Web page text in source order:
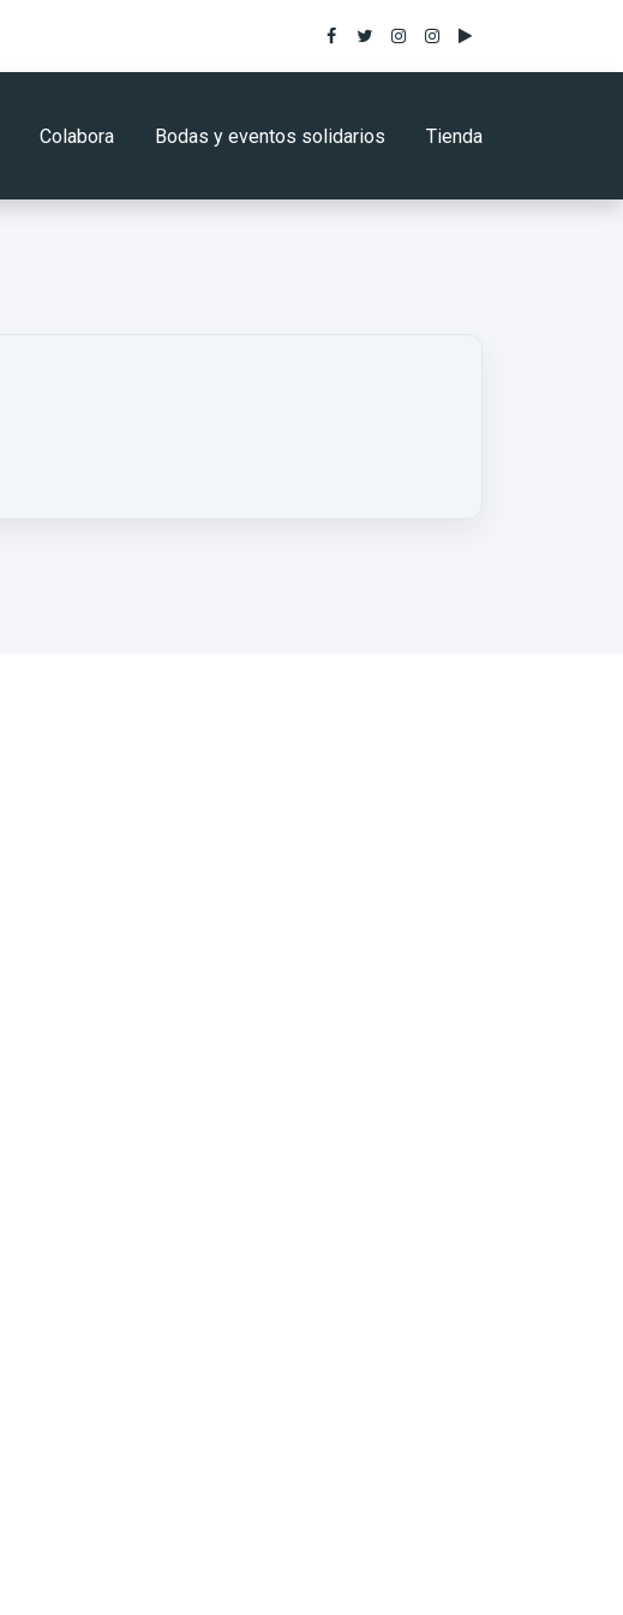
Facebook
TwitterInstagram Babies Uganda
Instagram Auntie Maria
YouTube
Colabora Bodas y eventos solidarios Tienda